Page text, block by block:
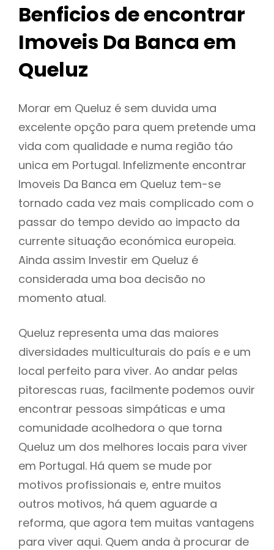
Benficios de encontrar
Imoveis Da Banca em
Queluz
Morar em Queluz é sem duvida uma
excelente opção para quem pretende uma
vida com qualidade e numa região táo
unica em Portugal. Infelizmente encontrar
Imoveis Da Banca em Queluz tem-se
tornado cada vez mais complicado com o
passar do tempo devido ao impacto da
currente situação económica europeia.
Ainda assim Investir em Queluz é
considerada uma boa decisão no
momento atual.
Queluz representa uma das maiores
diversidades multiculturais do país e e um
local perfeito para viver. Ao andar pelas
pitorescas ruas, facilmente podemos ouvir
encontrar pessoas simpáticas e uma
comunidade acolhedora o que torna
Queluz um dos melhores locais para viver
em Portugal. Há quem se mude por
motivos profissionais e, entre muitos
outros motivos, há quem aguarde a
reforma, que agora tem muitas vantagens
para viver aqui. Quem anda à procurar de